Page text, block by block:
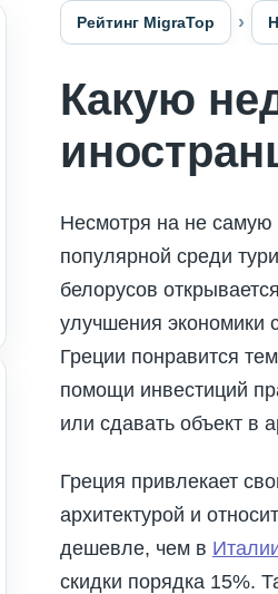
Рейтинг MigraTop
Какую
Несмотря на не самую
популярной среди
белорусов
улучшения экономики
Греции понравится
помощи инвестиций
или сдавать объект в
Греция привлекает
архитектурой и
дешевле, чем в
скидки порядка 15%.